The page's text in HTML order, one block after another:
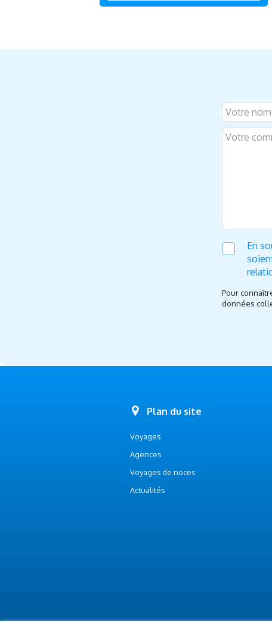
En
Pour
données
Plan du site
Voyages
Agences
Voyages de noces
Actualités